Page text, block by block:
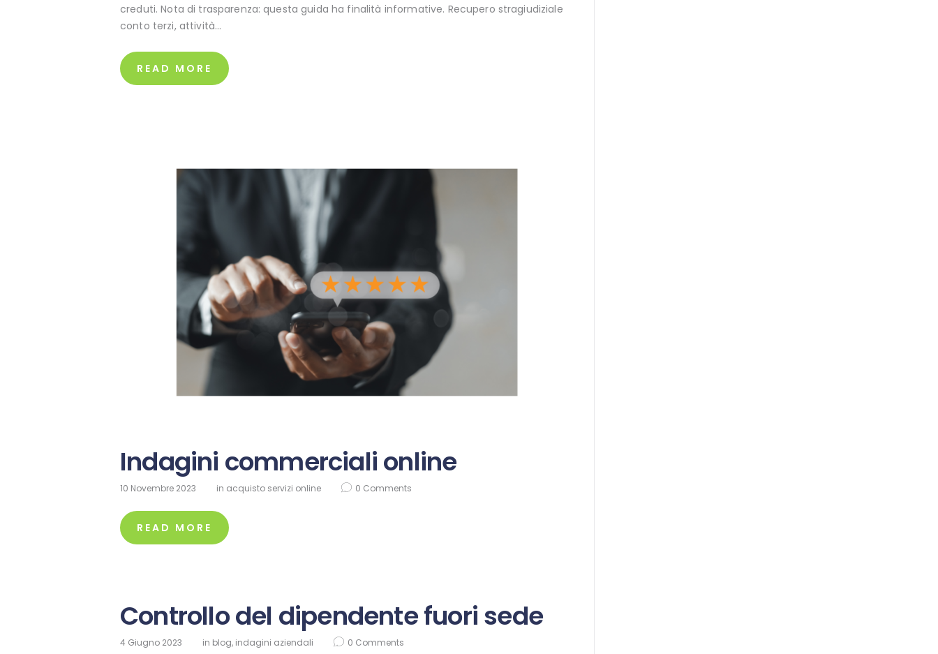
creduti. Nota di trasparenza: questa guida ha finalità informative. Recupero stragiudiziale
conto terzi, attività…
READ MORE
Indagini commerciali online
10 Novembre 2023 in acquisto servizi online 0 Comments
READ MORE
Controllo del dipendente fuori sede
4 Giugno 2023 in blog, indagini aziendali 0 Comments